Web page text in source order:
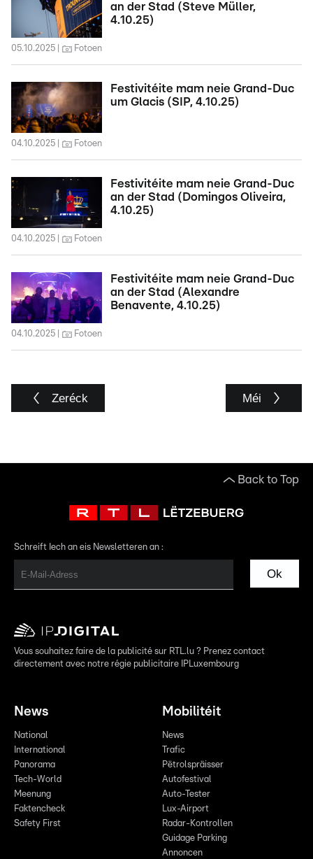
an der Stad (Steve Müller,
4.10.25)
05.10.2025 Fotoen
Festivitéite mam neie Grand-Duc
um Glacis (SIP, 4.10.25)
04.10.2025 Fotoen
Festivitéite mam neie Grand-Duc
an der Stad (Domingos Oliveira,
4.10.25)
04.10.2025 Fotoen
Festivitéite mam neie Grand-Duc
an der Stad (Alexandre
Benavente, 4.10.25)
04.10.2025 Fotoen
Zeréck Méi
Back to Top
Schreift Iech an eis Newsletteren an :
Ok
Vous souhaitez faire de la publicité sur RTL.lu ? Prenez contact
directement avec notre régie publicitaire IPLuxembourg
News
National
International
Panorama
Tech-World
Meenung
Faktencheck
Safety First
Mobilitéit
News
Trafic
Pëtrolspräisser
Autofestival
Auto-Tester
Lux-Airport
Radar-Kontrollen
Guidage Parking
Annoncen